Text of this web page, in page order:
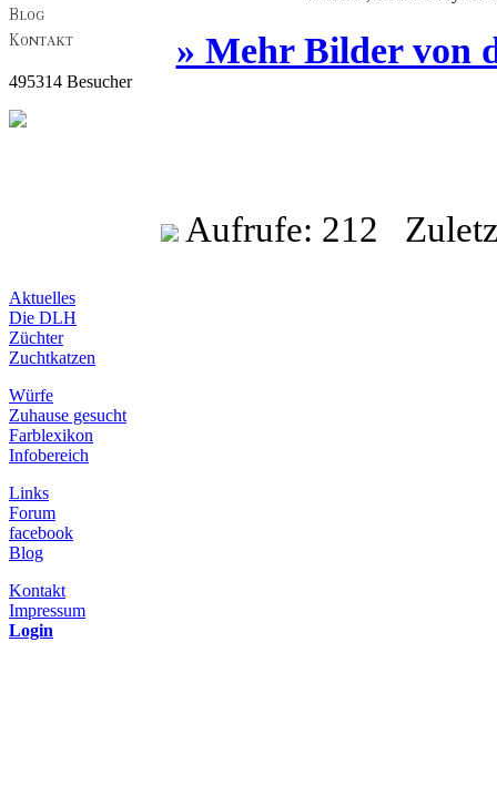
495314 Besucher
» Mehr Bilder von
Aufrufe: 212
Aktuelles
Die DLH
Züchter
Zuchtkatzen
Würfe
Zuhause gesucht
Farblexikon
Infobereich
Links
Forum
facebook
Blog
Kontakt
Impressum
Login